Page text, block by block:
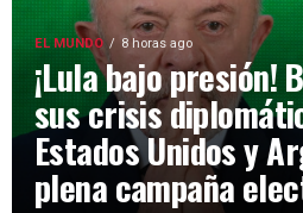
EL MUNDO 8 horas ago
¡Lula bajo presión!
sus crisis
Estados Unidos y
plena campaña